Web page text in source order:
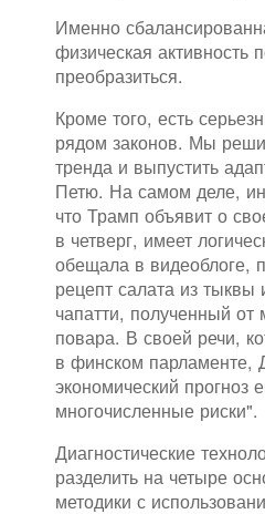
Именно
физическая активность
преобразиться.
Кроме того, есть
рядом законов. Мы
тренда и выпустить
Петю. На самом деле,
что Трамп объявит о
в четверг, имеет
обещала в видеоблоге,
рецепт салата из тыквы
чапатти, полученный
повара. В своей речи,
в финском парламенте,
экономический прогноз
многочисленные риски".
Диагностические
разделить на четыре
методики с